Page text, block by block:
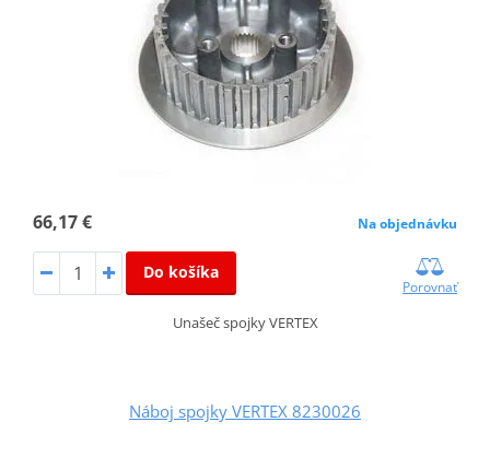
66,17 € Na objednávku
Do košíka
Porovnať
Unašeč spojky VERTEX
Náboj spojky VERTEX 8230026